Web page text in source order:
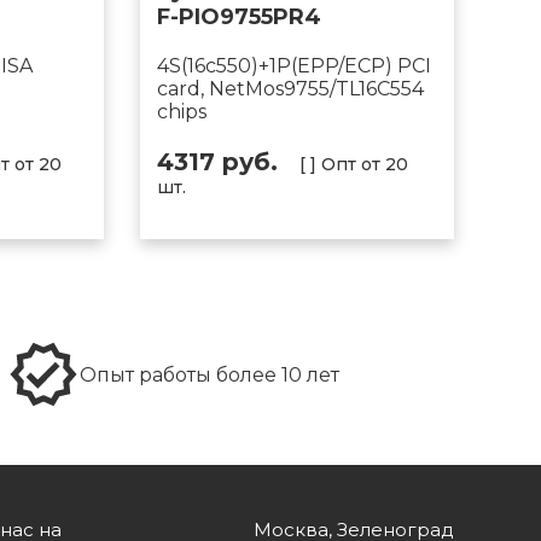
от 20
F-PIO9755PR4
4S(16c550)+1P(EPP/ECP) PCI
card, NetMos9755/TL16C554
chips
4317 руб.
[ ] Опт от 20
шт.
Опыт работы более 10 лет
на
Москва, Зеленоград